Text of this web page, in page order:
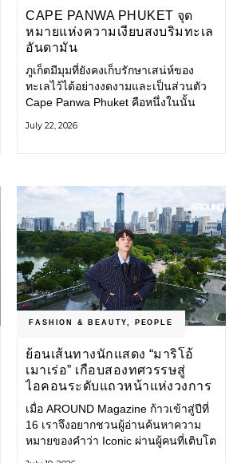
CAPE PANWA PHUKET จุด
หมายแห่งความเงียบสงบริมทะเล
อันดามัน
ภูเก็ตมีมุมที่ยังคงเก็บรักษาเสน่ห์ของ
ทะเลไว้ได้อย่างงดงามและเป็นส่วนตัว
Cape Panwa Phuket คือหนึ่งในนั้น
& Kantary Hotels ตั้งอยู่บนแหลมพันวา
July 22, 2026
FASHION & BEAUTY PEOPLE
ย้อนเส้นทางนักแสดง “มาริโอ้
เมาเร่อ” เกือบสองทศวรรษสู่
ไอคอนระดับแถวหน้าแห่งวงการ
บันเทิงไทย
เมื่อ AROUND Magazine ก้าวเข้าสู่ปีที่
16 เราจึงอยากชวนผู้อ่านค้นหาความ
หมายของคำว่า Iconic ผ่านผู้คนที่เติบโต